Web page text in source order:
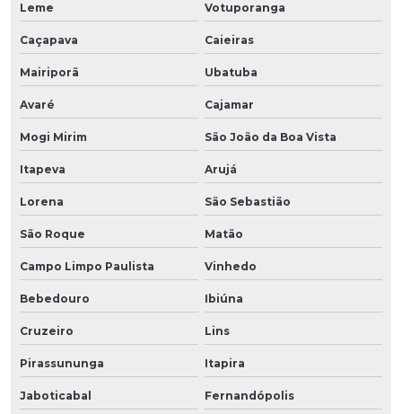
Leme Votuporanga
Caçapava Caieiras
Mairiporã Ubatuba
Avaré Cajamar
Mogi Mirim São João da Boa Vista
Itapeva Arujá
Lorena São Sebastião
São Roque Matão
Campo Limpo Paulista Vinhedo
Bebedouro Ibiúna
Cruzeiro Lins
Pirassununga Itapira
Jaboticabal Fernandópolis